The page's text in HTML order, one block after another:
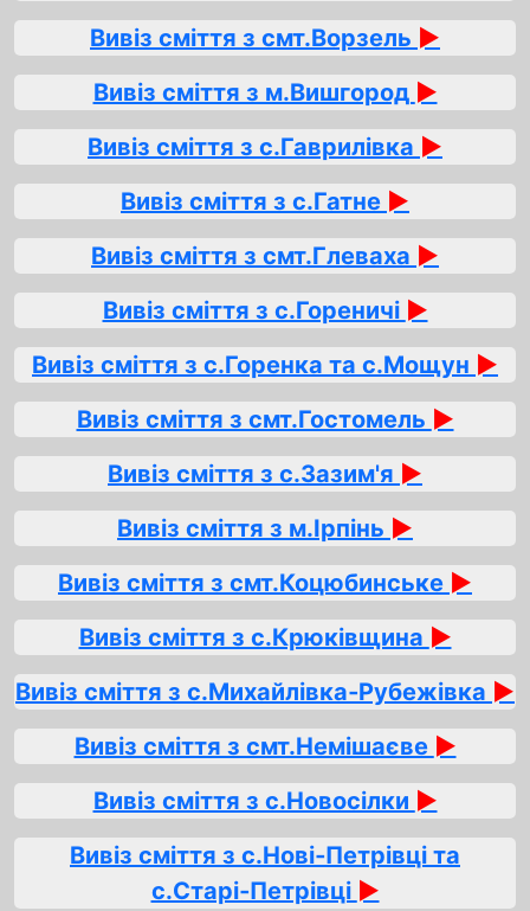
Вивіз сміття з смт.Ворзель ►
Вивіз сміття з м.Вишгород ►
Вивіз сміття з с.Гаврилівка ►
Вивіз сміття з с.Гатне ►
Вивіз сміття з смт.Глеваха ►
Вивіз сміття з с.Гореничі ►
Вивіз сміття з с.Горенка та с.Мощун ►
Вивіз сміття з смт.Гостомель ►
Вивіз сміття з с.Зазим'я ►
Вивіз сміття з м.Ірпінь ►
Вивіз сміття з смт.Коцюбинське ►
Вивіз сміття з с.Крюківщина ►
Вивіз сміття з с.Михайлівка‑Рубежівка ►
Вивіз сміття з смт.Немішаєве ►
Вивіз сміття з с.Новосілки ►
Вивіз сміття з с.Нові‑Петрівці та
с.Старі‑Петрівці ►